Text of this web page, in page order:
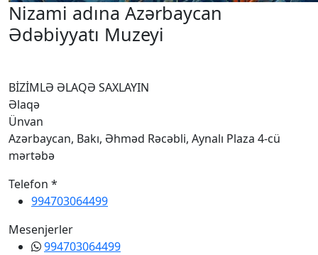
Nizami adına Azərbaycan
Ədəbiyyatı Muzeyi
BİZİMLƏ ƏLAQƏ SAXLAYIN
Əlaqə
Ünvan
Azərbaycan, Bakı, Əhməd Rəcəbli, Aynalı Plaza 4-cü
mərtəbə
Telefon *
994703064499
Mesenjerler
994703064499